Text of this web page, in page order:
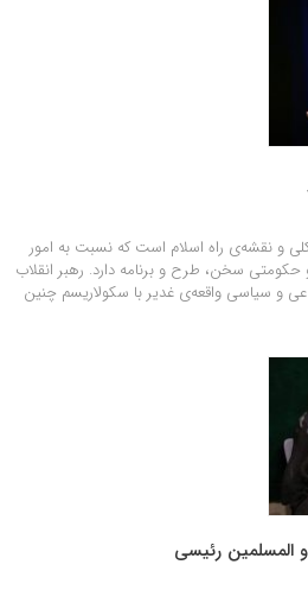
و نقشه‌ی راه اسلام است که نسبت به امور
سخن، طرح و برنامه دارد. رهبر انقلاب
و سیاسی واقعه‌ی غدیر با سکولاریسم چنین
المسلمین رئیسی